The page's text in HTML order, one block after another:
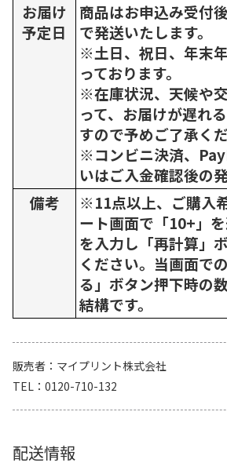
お届け
予定日
商品はお申込み受付
で発送いたします。
※土日、祝日、年末
っております。
※在庫状況、天候や
って、お届けが遅れ
すので予めご了承くだ
※コンビニ決済、
いはご入金確認後の
備考
※11点以上、ご購入
ート画面で「10+」
を入力し「再計算」
ください。当画面で
る」ボタン押下時の
結構です。
販売者
マイプリント株式会社
TEL
0120-710-132
配送情報